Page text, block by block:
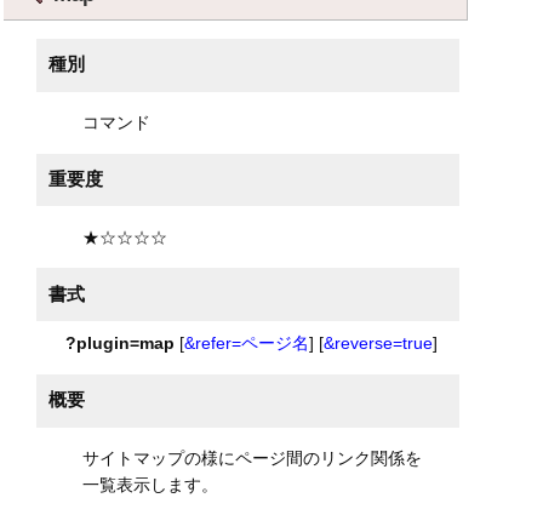
種別
コマンド
重要度
★☆☆☆☆
書式
?plugin=map [&refer=ページ名] [&reverse=true]
概要
サイトマップの様にページ間のリンク関係を
一覧表示します。